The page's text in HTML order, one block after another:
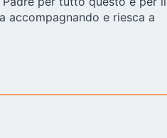
accompagnando e riesca a